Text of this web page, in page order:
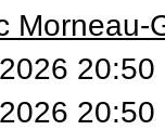
Morneau-
20:50
20:50